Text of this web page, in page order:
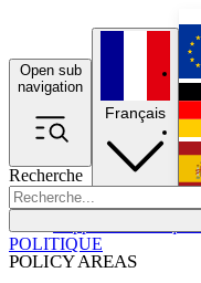
Open sub
navigation
Recherche
POLICY AREAS
Français
POLITIQUE